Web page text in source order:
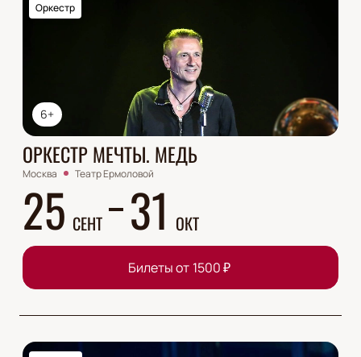
6+
Оркестр
ОРКЕСТР МЕЧТЫ. МЕДЬ
Москва Театр Ермоловой
25 СЕНТ 31 ОКТ
Билеты от 1500₽